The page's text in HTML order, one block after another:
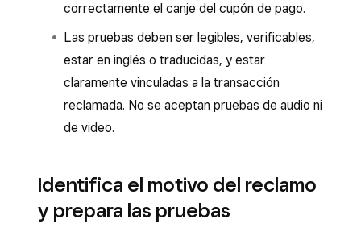
correctamente el canje del cupón de pago.
Las pruebas deben ser legibles, verificables,
estar en inglés o traducidas, y estar
claramente vinculadas a la transacción
reclamada. No se aceptan pruebas de audio ni
de video.
Identifica el motivo del reclamo
y prepara las pruebas